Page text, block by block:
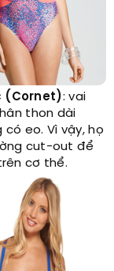
(Cornet): vai
thon dài
eo. Vì vậy, họ
cut-out để
cơ thể.